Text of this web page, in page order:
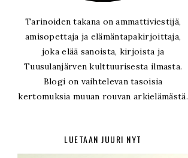
Tarinoiden takana on ammattiviestijä,
amisopettaja ja elämäntapakirjoittaja,
joka elää sanoista, kirjoista ja
Tuusulanjärven kulttuurisesta ilmasta.
Blogi on vaihtelevan tasoisia
kertomuksia muuan rouvan arkielämästä.
LUETAAN JUURI NYT